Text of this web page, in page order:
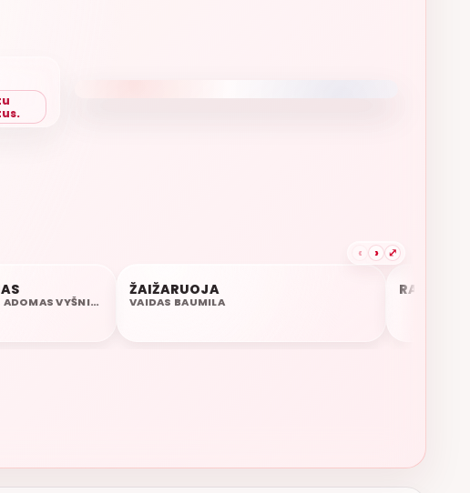
PAULINA PAUKŠTAITYTĖ, ADOMAS VYŠNIAUSKAS
06:34
ŽAIŽARUOJA
VAIDAS BAUMILA
‹ › ⤢